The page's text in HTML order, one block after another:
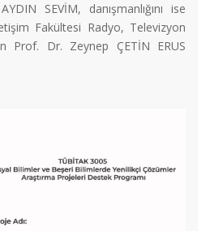
SEVİM, danışmanlığını ise
Fakültesi Radyo, Televizyon
Prof. Dr. Zeynep ÇETİN ERUS